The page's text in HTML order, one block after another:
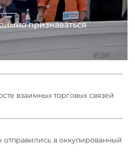
признаваться
взаимных торговых связей
в оккупированный